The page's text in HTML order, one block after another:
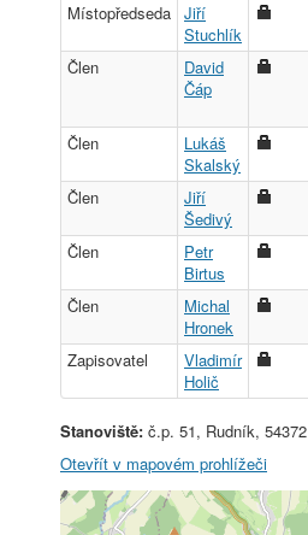
Místopředseda Jiří
Stuchlík
Člen
David
Čáp
Člen
Lukáš
Skalský
Člen
Jiří
Šedivý
Člen
Petr
Birtus
Člen
Michal
Hronek
Zapisovatel
Vladimír
Holič
Stanoviště: č.p. 51, Rudník, 54372
Otevřít v mapovém prohlížeči